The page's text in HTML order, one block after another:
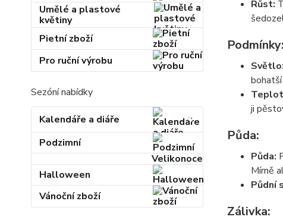
Umělé a plastové
květiny
Pietní zboží
Pro ruční výrobu
Sezóní nabídky
Kalendáře a diáře
Podzimní
Velikonoce
Halloween
Vánoční zboží
Růst:
Podmínky:
Světlo:
ji
Půda:
Půda:
Mírně
Půdní
Zálivka: